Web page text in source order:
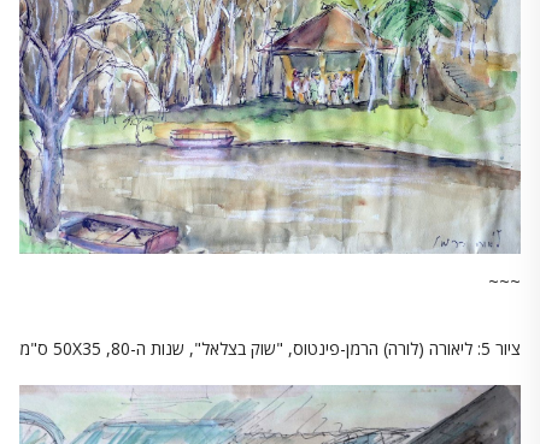
~~~
ציור 5: ליאורה (לורה) הרמן-פינטוס, "שוק בצלאל", שנות ה-80, 50X35 ס"מ